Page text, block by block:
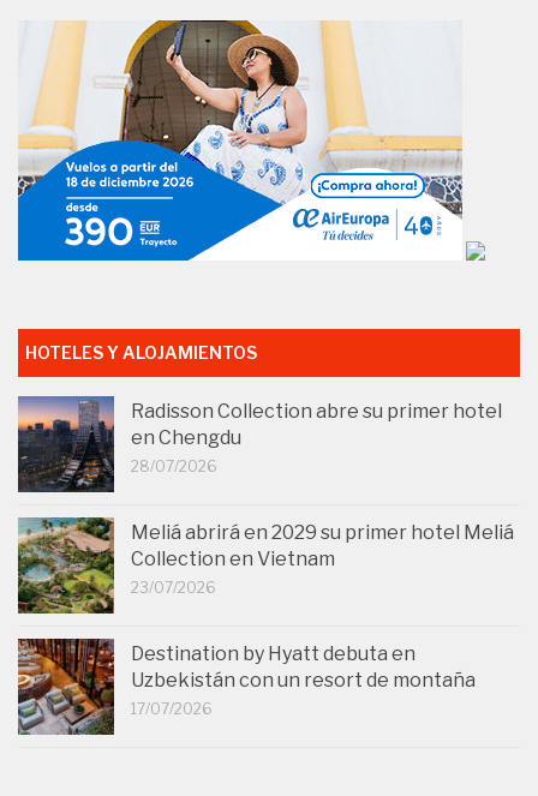
HOTELES Y ALOJAMIENTOS
Radisson Collection abre su primer hotel
en Chengdu
28/07/2026
Meliá abrirá en 2029 su primer hotel Meliá
Collection en Vietnam
23/07/2026
Destination by Hyatt debuta en
Uzbekistán con un resort de montaña
17/07/2026